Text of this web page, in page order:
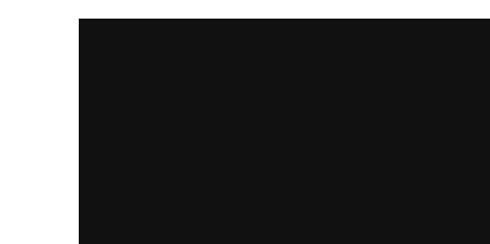
giovedì 18 giugno, all’01:00 italiana.
La risonanza mediatica della vicenda
confermata l’assenza del calciatore,